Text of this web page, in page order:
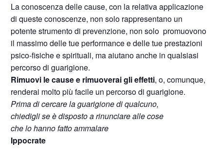
La conoscenza delle cause, con la relativa applicazione
di queste conoscenze, non solo rappresentano un
potente strumento di prevenzione, non solo promuovono
il massimo delle tue performance e delle tue prestazioni
psico-fisiche e spirituali, ma aiutano anche in qualsiasi
percorso di guarigione.
Rimuovi le cause e rimuoverai gli effetti, o, comunque,
renderai molto più facile un percorso di guarigione.
Prima di cercare la guarigione di qualcuno,
chiedigli se è disposto a rinunciare alle cose
che lo hanno fatto ammalare
Ippocrate